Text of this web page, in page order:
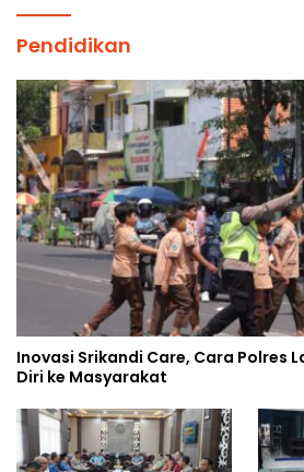
Pendidikan
Inovasi Srikandi Care, Cara Polres
Diri ke Masyarakat